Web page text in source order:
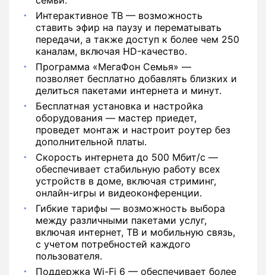
Интерактивное ТВ — возможность
ставить эфир на паузу и перематывать
передачи, а также доступ к более чем 250
каналам, включая HD-качество.
Программа «МегаФон Семья» —
позволяет бесплатно добавлять близких и
делиться пакетами интернета и минут.
Бесплатная установка и настройка
оборудования — мастер приедет,
проведет монтаж и настроит роутер без
дополнительной платы.
Скорость интернета до 500 Мбит/с —
обеспечивает стабильную работу всех
устройств в доме, включая стриминг,
онлайн-игры и видеоконференции.
Гибкие тарифы — возможность выбора
между различными пакетами услуг,
включая интернет, ТВ и мобильную связь,
с учетом потребностей каждого
пользователя.
Поддержка Wi-Fi 6 — обеспечивает более